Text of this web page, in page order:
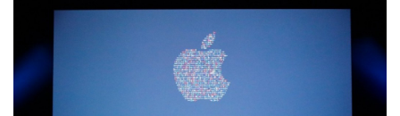
IT Times
生成式AI與雲端應用